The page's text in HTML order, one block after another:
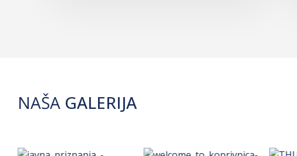
NAŠA GALERIJA